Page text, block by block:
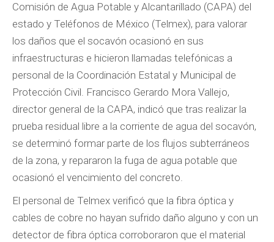
Comisión de Agua Potable y Alcantarillado (CAPA) del
estado y Teléfonos de México (Telmex), para valorar
los daños que el socavón ocasionó en sus
infraestructuras e hicieron llamadas telefónicas a
personal de la Coordinación Estatal y Municipal de
Protección Civil. Francisco Gerardo Mora Vallejo,
director general de la CAPA, indicó que tras realizar la
prueba residual libre a la corriente de agua del socavón,
se determinó formar parte de los flujos subterráneos
de la zona, y repararon la fuga de agua potable que
ocasionó el vencimiento del concreto.
El personal de Telmex verificó que la fibra óptica y
cables de cobre no hayan sufrido daño alguno y con un
detector de fibra óptica corroboraron que el material